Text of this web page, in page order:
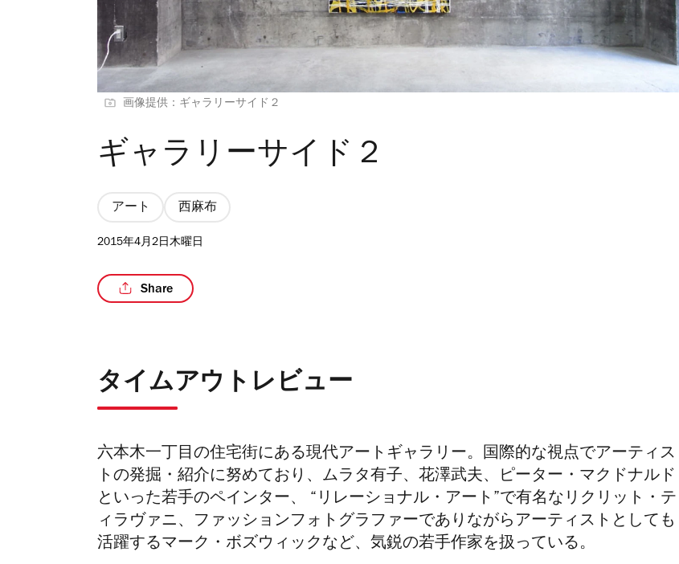
画像提供：ギャラリーサイド２
ギャラリーサイド２
アート 西麻布
2015年4月2日木曜日
Share
タイムアウトレビュー
六本木一丁目の住宅街にある現代アートギャラリー。国際的な視点でアーティス
トの発掘・紹介に努めており、ムラタ有子、花澤武夫、ピーター・マクドナルド
といった若手のペインター、 “リレーショナル・アート”で有名なリクリット・テ
ィラヴァニ、ファッションフォトグラファーでありながらアーティストとしても
活躍するマーク・ボズウィックなど、気鋭の若手作家を扱っている。